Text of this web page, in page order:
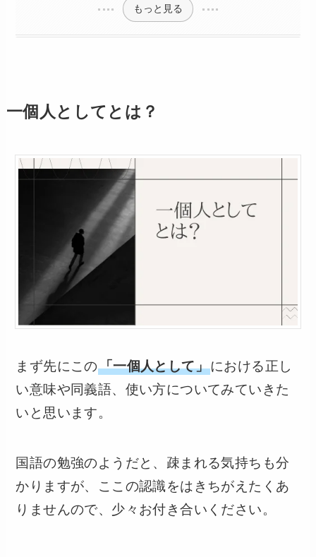
もっと見る
一個人としてとは？
まず先にこの「一個人として」における正し
い意味や同義語、使い方についてみていきた
いと思います。
国語の勉強のようだと、疎まれる気持ちも分
かりますが、ここの認識をはきちがえたくあ
りませんので、少々お付き合いください。